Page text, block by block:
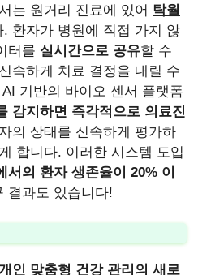
는 원거리 진료에 있어 탁월
. 환자가 병원에 직접 가지 않
터를 실시간으로 공유할 수
속하게 치료 결정을 내릴 수
기반의 바이오 센서 플랫폼
감지하면 즉각적으로 의료진
의 상태를 신속하게 평가하
합니다. 이러한 시스템 도입
서의 환자 생존율이 20% 이
결과도 있습니다!
인 맞춤형 건강 관리의 새로